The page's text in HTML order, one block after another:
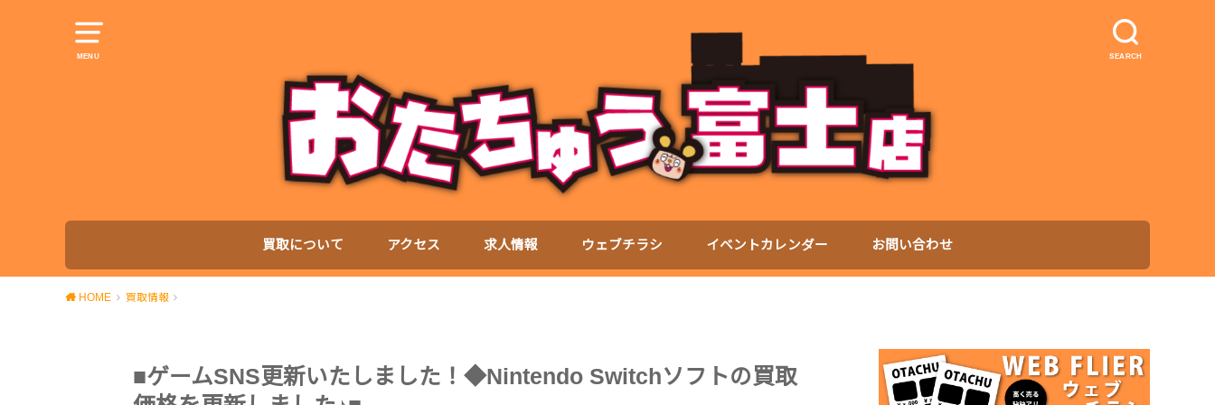
MENU SEARCH
買取について アクセス 求人情報 ウェブチラシ イベントカレンダー お問い合わせ
HOME 買取情報
■ゲームSNS更新いたしました！◆Nintendo Switchソフトの買取